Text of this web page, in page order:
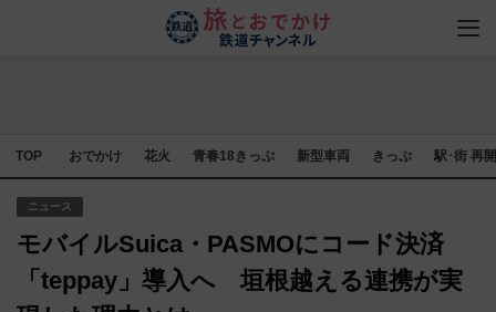
TOP おでかけ 花火 青春18きっぷ 新型車両 きっぷ 駅･街 再
ニュース
モバイルSuica・PASMOにコード決済
「teppay」導入へ 垣根越える連携が実